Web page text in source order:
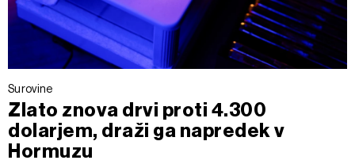
Surovine
Zlato znova drvi proti 4.300
dolarjem, draži ga napredek v
Hormuzu